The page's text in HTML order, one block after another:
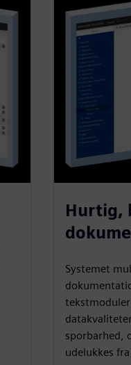
Hurtig,
Systemet
sporbarhed,
udelukkes